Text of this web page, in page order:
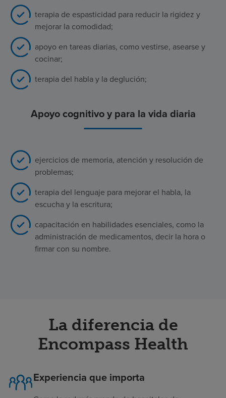
terapia de espasticidad para reducir la rigidez y
mejorar la comodidad;
apoyo en tareas diarias, como vestirse, asearse y
cocinar;
terapia del habla y la deglución;
Apoyo cognitivo y para la vida diaria
ejercicios de memoria, atención y resolución de
problemas;
terapia del lenguaje para mejorar el habla, la
escucha y la escritura;
capacitación en habilidades esenciales, como la
administración de medicamentos, decir la hora o
firmar con su nombre.
La diferencia de
Encompass Health
Experiencia que importa